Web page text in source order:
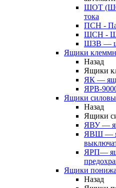
ШОТ
тока
ПСН -
ЩСН -
ШЗВ —
Ящики
Назад
Ящики
ЯК —
ЯРВ-
Ящики
Назад
Ящики
ЯВУ —
ЯВШ —
ЯРП—
Ящики
Назад